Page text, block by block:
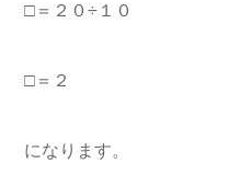
□＝２０÷１０
□＝２
になります。